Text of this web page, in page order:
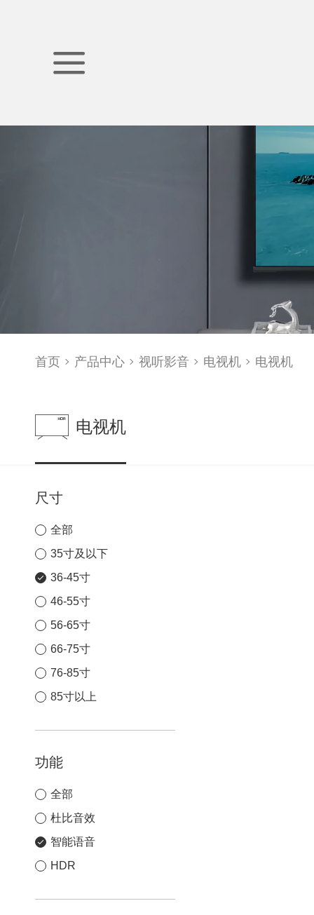
首页 产品中心 视听影音 电视机 电视机
电视机
尺寸
全部
35寸及以下
36-45寸
46-55寸
56-65寸
66-75寸
76-85寸
85寸以上
功能
全部
杜比音效
智能语音
HDR